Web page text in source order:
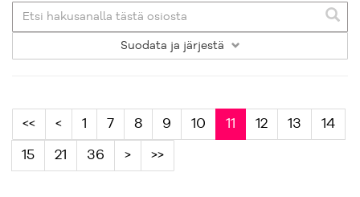
Suodata ja järjestä
<< < 1 7 8 9 10 11 12 13 14
15 21 36 > >>